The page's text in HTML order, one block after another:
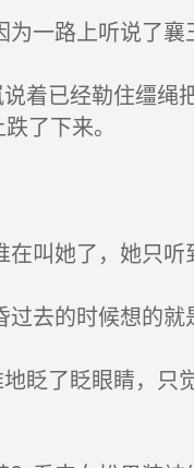
一路上听说了襄
着已经勒住缰
了下来。
叫她了，她只
去的时候想的就
眨了眨眼睛，只